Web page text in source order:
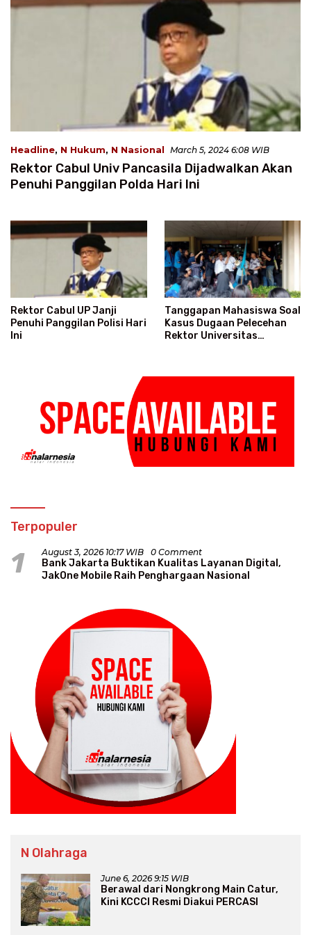
Headline, N Hukum, N Nasional March 5, 2024 6:08 WIB
Rektor Cabul Univ Pancasila Dijadwalkan Akan
Penuhi Panggilan Polda Hari Ini
Rektor Cabul UP Janji
Penuhi Panggilan Polisi Hari
Ini
Tanggapan Mahasiswa Soal
Kasus Dugaan Pelecehan
Rektor Universitas
Terpopuler
1 August 3, 2026 10:17 WIB 0 Comment
Bank Jakarta Buktikan Kualitas Layanan Digital,
JakOne Mobile Raih Penghargaan Nasional
N Olahraga
June 6, 2026 9:15 WIB
Berawal dari Nongkrong Main Catur,
Kini KCCCI Resmi Diakui PERCASI